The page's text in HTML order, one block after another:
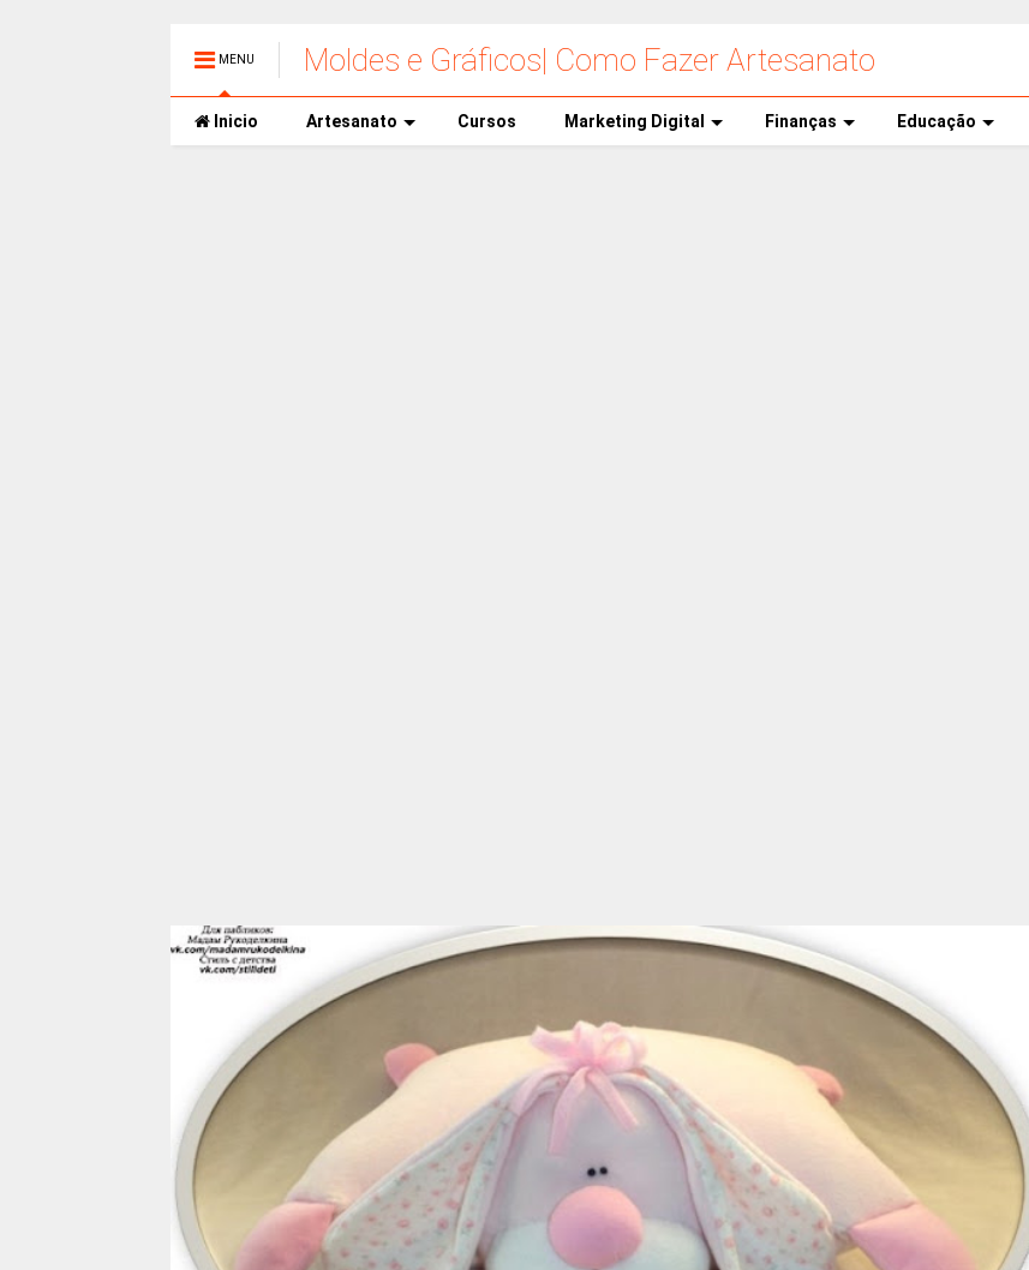
MENU Moldes e Gráficos| Como Fazer Artesanato
Inicio Artesanato Cursos Marketing Digital Finanças Educação